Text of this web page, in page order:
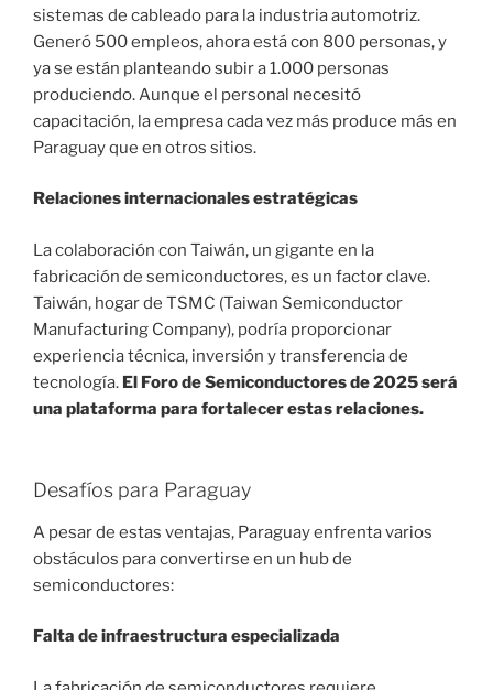
sistemas de cableado para la industria automotriz.
Generó 500 empleos, ahora está con 800 personas, y
ya se están planteando subir a 1.000 personas
produciendo. Aunque el personal necesitó
capacitación, la empresa cada vez más produce más en
Paraguay que en otros sitios.
Relaciones internacionales estratégicas
La colaboración con Taiwán, un gigante en la
fabricación de semiconductores, es un factor clave.
Taiwán, hogar de TSMC (Taiwan Semiconductor
Manufacturing Company), podría proporcionar
experiencia técnica, inversión y transferencia de
tecnología. El Foro de Semiconductores de 2025 será
una plataforma para fortalecer estas relaciones.
Desafíos para Paraguay
A pesar de estas ventajas, Paraguay enfrenta varios
obstáculos para convertirse en un hub de
semiconductores:
Falta de infraestructura especializada